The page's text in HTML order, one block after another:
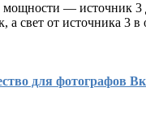
— источник 3
а свет от источника 3
для фотографов